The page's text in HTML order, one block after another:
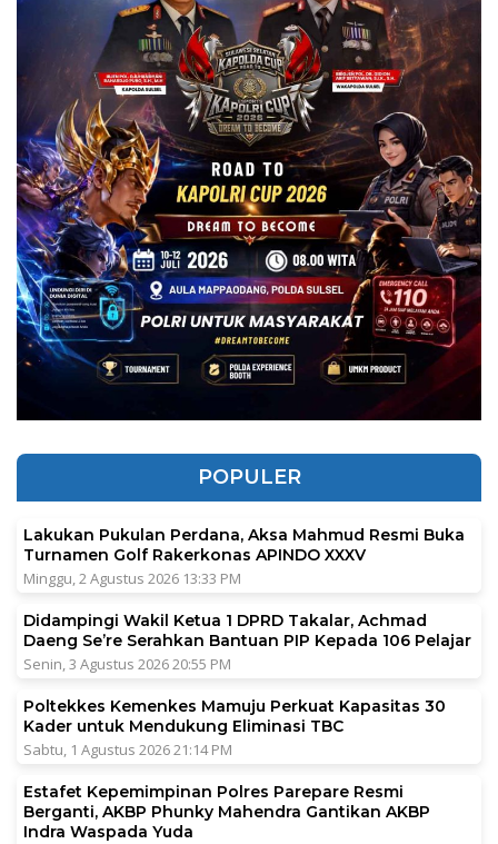
POPULER
Lakukan Pukulan Perdana, Aksa Mahmud Resmi Buka
Turnamen Golf Rakerkonas APINDO XXXV
Minggu, 2 Agustus 2026 13:33 PM
Didampingi Wakil Ketua 1 DPRD Takalar, Achmad
Daeng Se’re Serahkan Bantuan PIP Kepada 106 Pelajar
Senin, 3 Agustus 2026 20:55 PM
Poltekkes Kemenkes Mamuju Perkuat Kapasitas 30
Kader untuk Mendukung Eliminasi TBC
Sabtu, 1 Agustus 2026 21:14 PM
Estafet Kepemimpinan Polres Parepare Resmi
Berganti, AKBP Phunky Mahendra Gantikan AKBP
Indra Waspada Yuda